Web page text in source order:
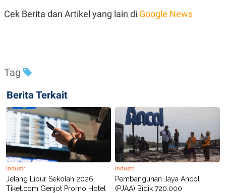
G
E
T
K
E
T
E
E
P
E
R
A
D
E
R
T
I
S
I
N
G
Cek Berita dan Artikel yang lain di Google News
Tag
Berita Terkait
Industri
Jelang Libur Sekolah 2026,
Tiket.com Genjot Promo Hotel
Industri
Pembangunan Jaya Ancol
(PJAA) Bidik 720.000